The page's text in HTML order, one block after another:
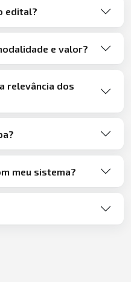
edital?
e valor?
relevância dos
meu sistema?